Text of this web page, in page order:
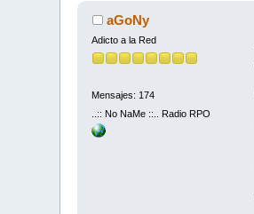
aGoNy
Adicto a la Red
Mensajes: 174
..:: No NaMe ::.. Radio RPO